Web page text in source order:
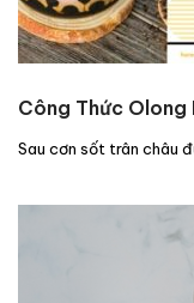
Công Thức Olong
Sau cơn sốt trân châu